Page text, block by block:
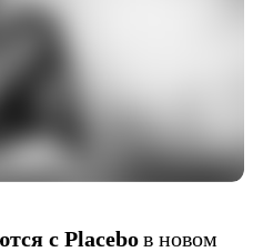
с Placeboв новом